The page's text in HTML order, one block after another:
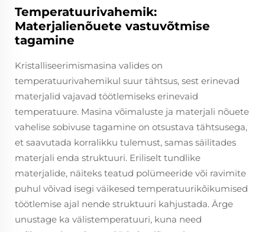
Temperatuurivahemik:
Materjalienõuete vastuvõtmise
tagamine
Kristalliseerimismasina valides on
temperatuurivahemikul suur tähtsus, sest erinevad
materjalid vajavad töötlemiseks erinevaid
temperatuure. Masina võimaluste ja materjali nõuete
vahelise sobivuse tagamine on otsustava tähtsusega,
et saavutada korralikku tulemust, samas säilitades
materjali enda struktuuri. Eriliselt tundlike
materjalide, näiteks teatud polümeeride või ravimite
puhul võivad isegi väikesed temperatuurikõikumised
töötlemise ajal nende struktuuri kahjustada. Ärge
unustage ka välistemperatuuri, kuna need